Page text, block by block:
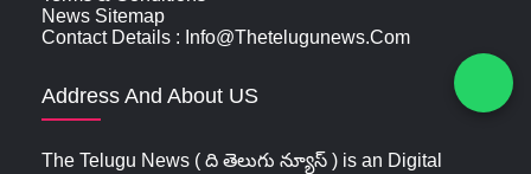
News Sitemap
Contact Details : Info@thetelugunews.com
Address And About US
The Telugu News ( ది తెలుగు న్యూస్‌ ) is an Digital